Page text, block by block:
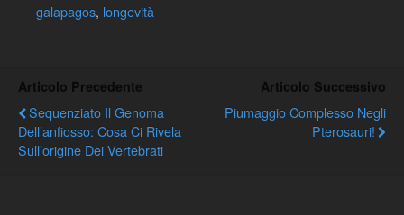
galapagos, longevità
Articolo Precedente
Sequenziato Il Genoma
Dell’anfiosso: Cosa Ci Rivela
Sull’origine Dei Vertebrati
Articolo Successivo
Piumaggio Complesso Negli
Pterosauri!